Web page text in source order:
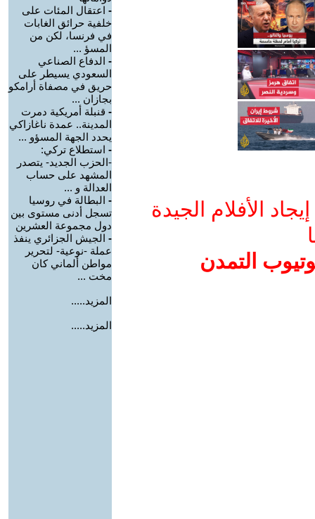
الأفلام الجيدة
التمدن
- اعتقال المئات على
خلفية حرائق الغابات
في فرنسا، لكن من
المسؤ ...
- الدفاع الصناعي
السعودي يسيطر على
حريق في مصفاة أرامكو
بجازان ...
- قنبلة أمريكية دمرت
المدينة.. عمدة ناغازاكي
يحدد الجهة المسؤو ...
- استطلاع تركي:
-الحزب الجديد- يتصدر
المشهد على حساب
العدالة و ...
- البطالة في روسيا
تسجل أدنى مستوى بين
دول مجموعة العشرين
- الجيش الجزائري ينفذ
عملة -نوعية- لتحرير
مواطن ألماني كان
مخت ...
المزيد.....
المزيد.....